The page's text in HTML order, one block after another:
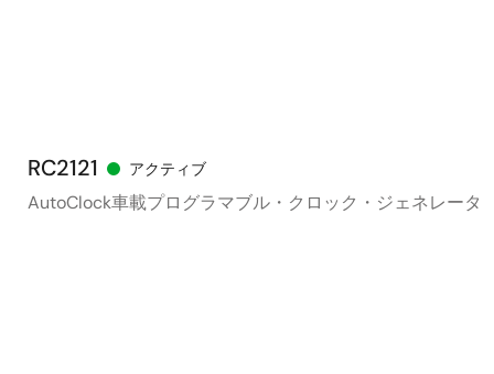
RC2121 アクティブ
AutoClock車載プログラマブル・クロック・ジェネレータ